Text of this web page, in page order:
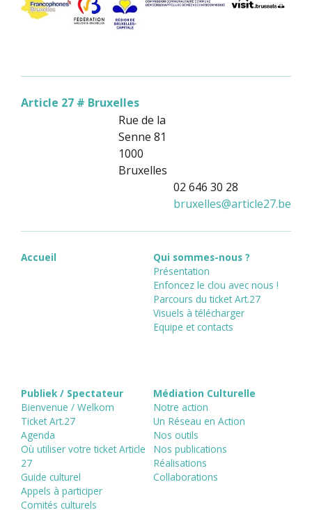
Article 27 # Bruxelles
Rue de la
Senne 81
1000
Bruxelles
02 646 30 28
bruxelles@article27.be
Accueil
Qui sommes-nous ?
Présentation
Enfoncez le clou avec nous !
Parcours du ticket Art.27
Visuels à télécharger
Equipe et contacts
Publiek / Spectateur
Bienvenue / Welkom
Ticket Art.27
Agenda
Où utiliser votre ticket Article
27
Guide culturel
Appels à participer
Comités culturels
Médiation Culturelle
Notre action
Un Réseau en Action
Nos outils
Nos publications
Réalisations
Collaborations